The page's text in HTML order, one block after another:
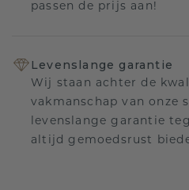
passen de prijs aan!
Levenslange garantie
Wij staan achter de
vakmanschap van onze
levenslange garantie
altijd gemoedsrust